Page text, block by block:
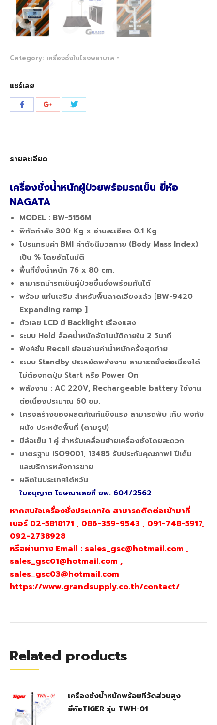
Category: เครื่องชั่งในโรงพยาบาล
แชร์เลย
Share
Share
รายละเอียด
เครื่องชั่งน้ำหนักผู้ป่วยพร้อมรถเข็น ยี่ห้อ
NAGATA
MODEL : BW-5156M
พิกัดกำลัง 300 Kg x อ่านละเอียด 0.1 Kg
โปรแกรมค่า BMI ค่าดัชนีมวลกาย (Body Mass Index)
เป็น % โดยอัตโนมัติ
พื้นที่ชั่งน้ำหนัก 76 x 80 cm.
สามารถนำรถเข็นผู้ป่วยขึ้นชั่งพร้อมกันได้
พร้อม แท่นเสริม สําหรับพื้นลาดเอียงแล้ว [BW-9420
Expanding ramp ]
ตัวเลข LCD มี Backlight เรืองแสง
ระบบ Hold ล็อคน้ำหนักอัตโนมัติภายใน 2 วินาที
ฟังค์ชั่น Recall ย้อนอ่านค่าน้ำหนักครั้งสุดท้าย
ระบบ Standby ประหยัดพลังงาน สามารถชั่งต่อเนื่องได้
ไม่ต้องกดปุ่ม Start หรือ Power On
พลังงาน : AC 220V, Rechargeable battery ใช้งาน
ต่อเนื่องประมาณ 60 ชม.
โครงสร้างของผลิตภัณฑ์แข็งแรง สามารถพับ เก็บ พิงกับ
ผนัง ประหยัดพื้นที่ (ตามรูป)
มีล้อเข็น 1 คู่ สำหรับเคลื่อนย้ายเครื่องชั่งโดยสะดวก
มาตรฐาน ISO9001, 13485 รับประกันคุณภาพ1 ปีเต็ม
และบริการหลังการขาย
ผลิตในประเทศไต้หวัน
ใบอนุญาต โฆษณาเลขที่ ฆพ. 604/2562
หากสนใจเครื่องชั่งประเภทใด สามารถติดต่อเข้ามาที่
เบอร์ 02-5818171 , 086-359-9543 , 091-748-5917,
092-2738928
หรือผ่านทาง Email : sales_gsc@hotmail.com ,
sales_gsc01@hotmail.com ,
sales_gsc03@hotmail.com
https://www.grandsupply.co.th/contact/
Related products
เครื่องชั่งน้ำหนักพร้อมที่วัดส่วนสูง
ยี่ห้อTIGER รุ่น TWH-01